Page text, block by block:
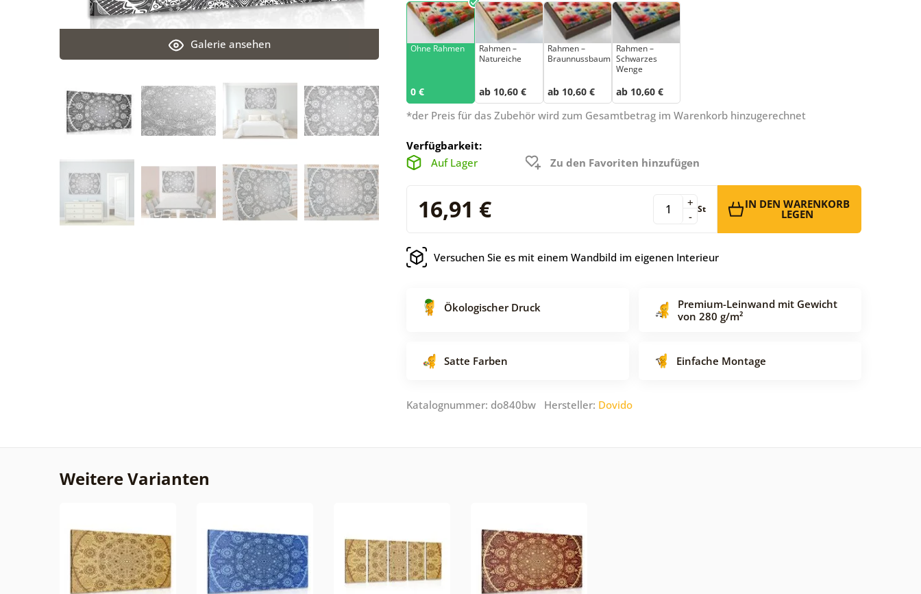
Galerie ansehen Ohne Rahmen
0 €
Rahmen –
Natureiche
ab 10,60 €
Rahmen –
Braunnussbaum
ab 10,60 €
Rahmen –
Schwarzes
Wenge
ab 10,60 €
*der Preis für das Zubehör wird zum Gesamtbetrag im Warenkorb hinzugerechnet
Verfügbarkeit:
Auf Lager
Zu den Favoriten hinzufügen
16,91 € -
+ St IN DEN WARENKORB
LEGEN
Versuchen Sie es mit einem Wandbild im eigenen Interieur
Ökologischer Druck
Premium-Leinwand mit Gewicht
von 280 g/m²
Satte Farben Einfache Montage
Katalognummer: do840bw Hersteller: Dovido
Weitere Varianten